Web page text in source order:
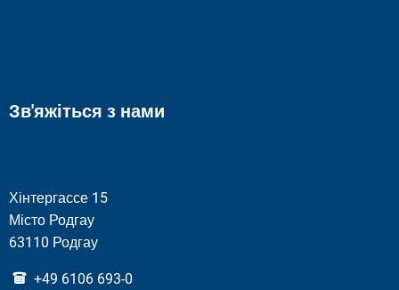
Зв'яжіться з нами
Хінтергассе 15
Місто Родгау
63110 Родгау
+49 6106 693-0